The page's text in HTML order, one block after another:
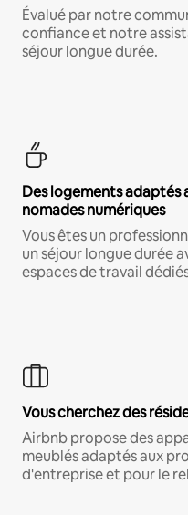
Évalué par notre
confiance et notre
séjour longue durée.
Des logements adaptés
nomades numériques
Vous êtes un
un séjour longue durée
espaces de travail
Vous cherchez des
Airbnb propose des
meublés adaptés aux
d'entreprise et pour le